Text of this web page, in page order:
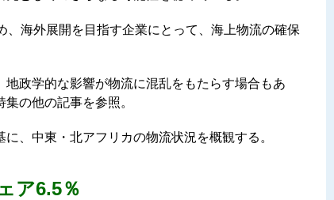
海外展開を目指す企業にとって、海上物流の確保
政学的な影響が物流に混乱をもたらす場合もあ
の他の記事を参照。
、中東・北アフリカの物流状況を概観する。
ア6.5％